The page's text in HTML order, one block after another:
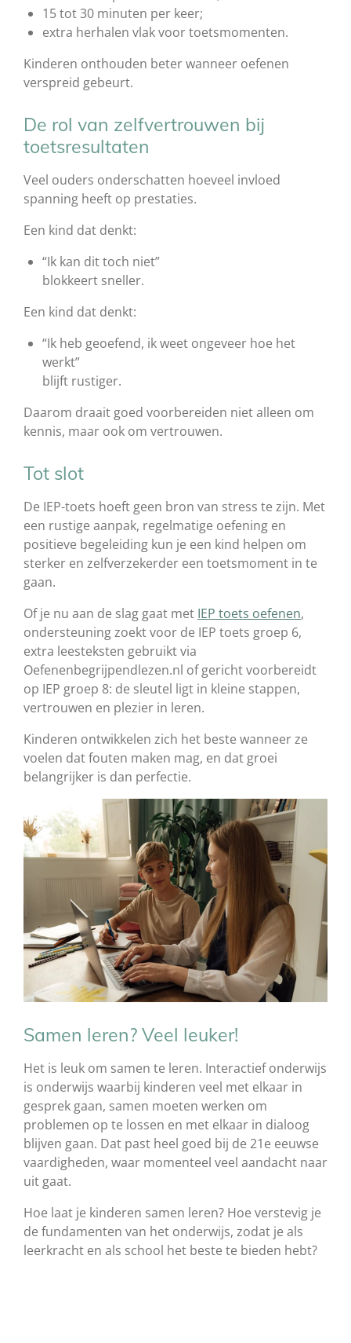
15 tot 30 minuten per keer;
extra herhalen vlak voor toetsmomenten.
Kinderen onthouden beter wanneer oefenen
verspreid gebeurt.
De rol van zelfvertrouwen bij
toetsresultaten
Veel ouders onderschatten hoeveel invloed
spanning heeft op prestaties.
Een kind dat denkt:
“Ik kan dit toch niet”
blokkeert sneller.
Een kind dat denkt:
“Ik heb geoefend, ik weet ongeveer hoe het
werkt”
blijft rustiger.
Daarom draait goed voorbereiden niet alleen om
kennis, maar ook om vertrouwen.
Tot slot
De IEP-toets hoeft geen bron van stress te zijn. Met
een rustige aanpak, regelmatige oefening en
positieve begeleiding kun je een kind helpen om
sterker en zelfverzekerder een toetsmoment in te
gaan.
Of je nu aan de slag gaat met IEP toets oefenen,
ondersteuning zoekt voor de IEP toets groep 6,
extra leesteksten gebruikt via
Oefenenbegrijpendlezen.nl of gericht voorbereidt
op IEP groep 8: de sleutel ligt in kleine stappen,
vertrouwen en plezier in leren.
Kinderen ontwikkelen zich het beste wanneer ze
voelen dat fouten maken mag, en dat groei
belangrijker is dan perfectie.
Samen leren? Veel leuker!
Het is leuk om samen te leren. Interactief onderwijs
is onderwijs waarbij kinderen veel met elkaar in
gesprek gaan, samen moeten werken om
problemen op te lossen en met elkaar in dialoog
blijven gaan. Dat past heel goed bij de 21e eeuwse
vaardigheden, waar momenteel veel aandacht naar
uit gaat.
Hoe laat je kinderen samen leren? Hoe verstevig je
de fundamenten van het onderwijs, zodat je als
leerkracht en als school het beste te bieden hebt?